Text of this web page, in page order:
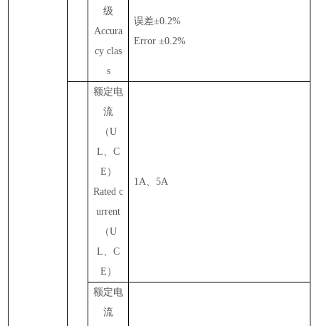
级
Accura
cy clas
s
误差±0.2%
Error ±0.2%
额定电
流
（U
L、C
E ）
Rated c
urrent
（U
L、C
E ）
1A、5A
额定电
流